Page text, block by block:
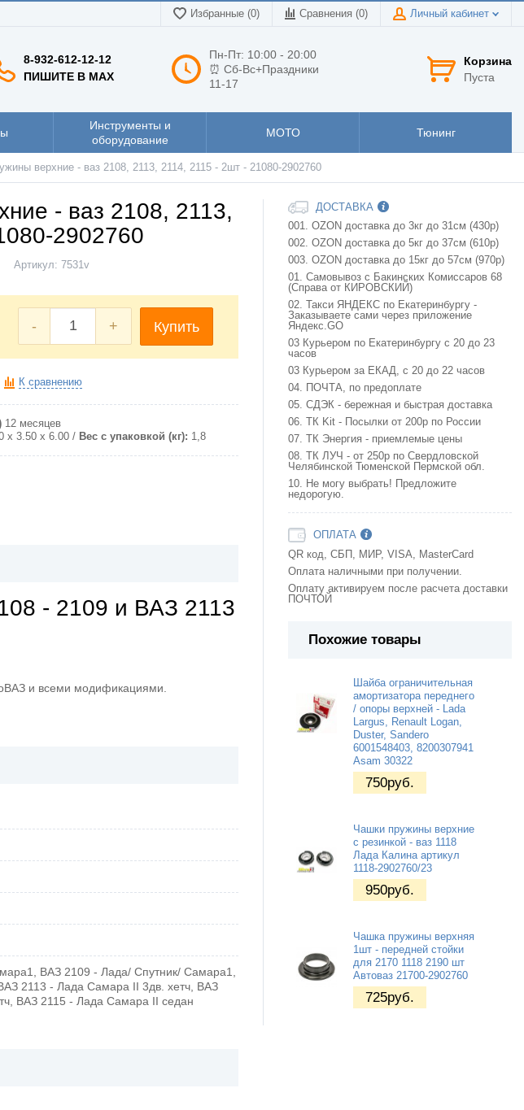
Избранные (0) Сравнения (0) Личный кабинет
8-932-612-12-12
ПИШИТЕ В MAX
Пн-Пт: 10:00 - 20:00
⏰ Сб-Вс+Праздники
11-17
Корзина
Пуста
Инструменты и
оборудование
МОТО Тюнинг
верхние - ваз 2108, 2113, 2114, 2115 - 2шт - 21080-2902760
- ваз 2108, 2113,
2902760
Артикул: 7531v
- + Купить
К сравнению
12 месяцев
x 3.50 x 6.00 Вес с упаковкой (кг): 1,8
- 2109 и ВАЗ 2113
и всеми модификациями.
ВАЗ 2109 - Лада/ Спутник/ Самара1,
2113 - Лада Самара II 3дв. хетч, ВАЗ
ВАЗ 2115 - Лада Самара II седан
ДОСТАВКА
001. OZON доставка до 3кг до 31см (430р)
002. OZON доставка до 5кг до 37см (610р)
003. OZON доставка до 15кг до 57см (970р)
01. Самовывоз с Бакинских Комиссаров 68
(Справа от КИРОВСКИЙ)
02. Такси ЯНДЕКС по Екатеринбургу -
Заказываете сами через приложение
Яндекс.GO
03 Курьером по Екатеринбургу с 20 до 23
часов
03 Курьером за ЕКАД, с 20 до 22 часов
04. ПОЧТА, по предоплате
05. СДЭК - бережная и быстрая доставка
06. ТК Kit - Посылки от 200р по России
07. ТК Энергия - приемлемые цены
08. ТК ЛУЧ - от 250р по Свердловской
Челябинской Тюменской Пермской обл.
10. Не могу выбрать! Предложите
недорогую.
ОПЛАТА
QR код, СБП, МИР, VISA, MasterCard
Оплата наличными при получении.
Оплату активируем после расчета доставки
ПОЧТОЙ
Похожие товары
Шайба ограничительная
амортизатора переднего
/ опоры верхней - Lada
Largus, Renault Logan,
Duster, Sandero
6001548403, 8200307941
Asam 30322
750руб.
Чашки пружины верхние
с резинкой - ваз 1118
Лада Калина артикул
1118-2902760/23
950руб.
Чашка пружины верхняя
1шт - передней стойки
для 2170 1118 2190 шт
Автоваз 21700-2902760
725руб.